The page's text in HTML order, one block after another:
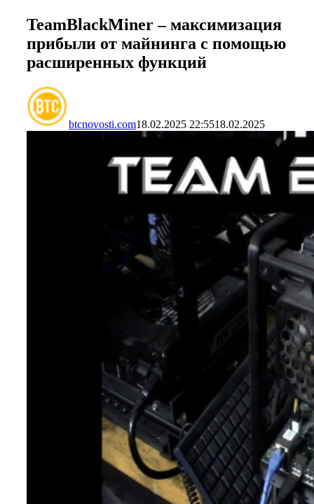
TeamBlackMiner – максимизация
прибыли от майнинга с помощью
расширенных функций
btcnovosti.com18.02.2025 22:5518.02.2025